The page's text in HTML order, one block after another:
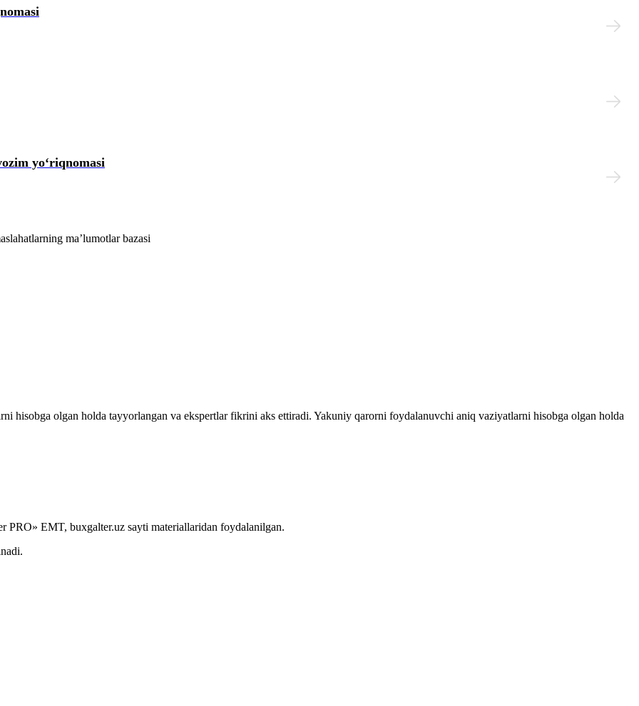
yoʻriqnomasi
ma’lumotlar bazasi
hisobga olgan holda tayyorlangan va ekspertlar fikrini aks ettiradi. Yakuniy qarorni foydalanuvchi aniq vaziyatlarni hisobga olgan holda
PRO» EMT, buxgalter.uz sayti materiallaridan foydalanilgan.